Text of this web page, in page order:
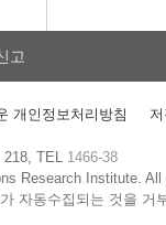
고
개인정보처리방침
218, TEL 1466-38
Research Institute.All
자동수집되는 것을